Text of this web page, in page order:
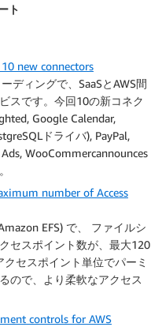
ト
new connectors
ディングで、SaaSとAWS間
スです。今回10の新コネク
Google Calendar,
ドライバ), PayPal,
WooCommercannounces
number of Access
EFS) で、 ファイルシ
セスポイント数が、最大120
セスポイント単位でパーミ
ので、より柔軟なアクセス
controls for AWS